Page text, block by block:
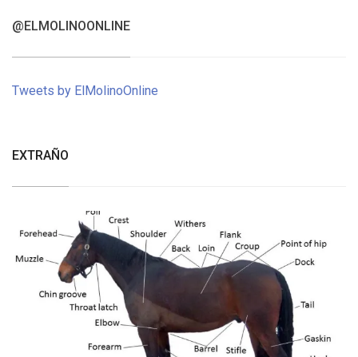
@ELMOLINOONLINE
Tweets by ElMolinoOnline
EXTRAÑO